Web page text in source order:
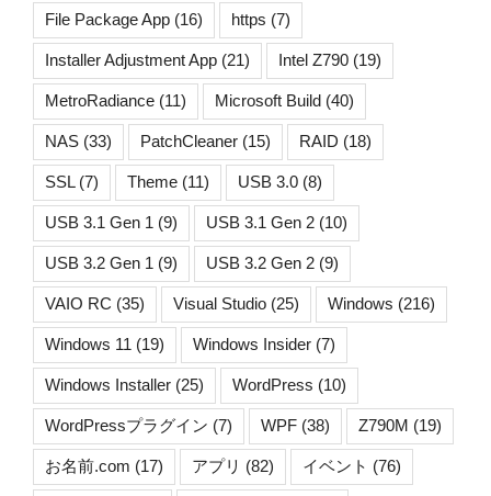
File Package App (16) https (7)
Installer Adjustment App (21) Intel Z790 (19)
MetroRadiance (11) Microsoft Build (40)
NAS (33) PatchCleaner (15) RAID (18)
SSL(7) Theme (11) USB 3.0 (8)
USB 3.1 Gen 1 (9) USB 3.1 Gen 2 (10)
USB 3.2 Gen 1 (9) USB 3.2 Gen 2 (9)
VAIO RC (35) Visual Studio (25) Windows (216)
Windows 11 (19) Windows Insider (7)
Windows Installer (25) WordPress (10)
WordPressプラグイン (7) WPF (38) Z790M (19)
お名前.com (17) アプリ (82) イベント (76)